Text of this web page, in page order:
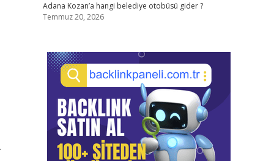
Adana Kozan’a hangi belediye otobüsü gider ?
Temmuz 20, 2026